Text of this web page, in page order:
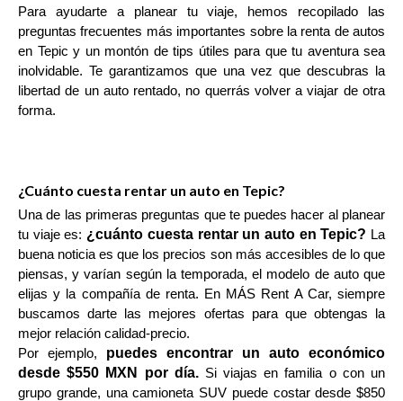
Para ayudarte a planear tu viaje, hemos recopilado las
preguntas frecuentes más importantes sobre la renta de autos
en Tepic y un montón de tips útiles para que tu aventura sea
inolvidable. Te garantizamos que una vez que descubras la
libertad de un auto rentado, no querrás volver a viajar de otra
forma.
¿Cuánto cuesta rentar un auto en Tepic?
Una de las primeras preguntas que te puedes hacer al planear
tu viaje es: ¿cuánto cuesta rentar un auto en Tepic? La
buena noticia es que los precios son más accesibles de lo que
piensas, y varían según la temporada, el modelo de auto que
elijas y la compañía de renta. En MÁS Rent A Car, siempre
buscamos darte las mejores ofertas para que obtengas la
mejor relación calidad-precio.
Por ejemplo, puedes encontrar un auto económico
desde $550 MXN por día.Si viajas en familia o con un
grupo grande, una camioneta SUV puede costar desde $850